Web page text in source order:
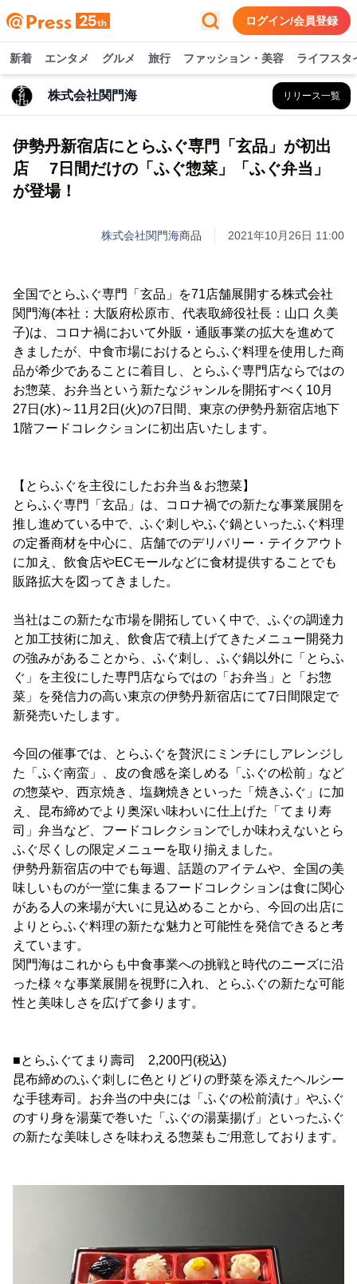
ログイン/会員登録
新着 エンタメ グルメ 旅行 ファッション・美容 ライフスタ
株式会社関門海 リリース一覧
伊勢丹新宿店にとらふぐ専門「玄品」が初出
店 7日間だけの「ふぐ惣菜」「ふぐ弁当」
が登場！
株式会社関門海商品 2021年10月26日 11:00
全国でとらふぐ専門「玄品」を71店舗展開する株式会社
関門海(本社：大阪府松原市、代表取締役社長：山口 久美
子)は、コロナ禍において外販・通販事業の拡大を進めて
きましたが、中食市場におけるとらふぐ料理を使用した商
品が希少であることに着目し、とらふぐ専門店ならではの
お惣菜、お弁当という新たなジャンルを開拓すべく10月
27日(水)～11月2日(火)の7日間、東京の伊勢丹新宿店地下
1階フードコレクションに初出店いたします。
【とらふぐを主役にしたお弁当＆お惣菜】
とらふぐ専門「玄品」は、コロナ禍での新たな事業展開を
推し進めている中で、ふぐ刺しやふぐ鍋といったふぐ料理
の定番商材を中心に、店舗でのデリバリー・テイクアウト
に加え、飲食店やECモールなどに食材提供することでも
販路拡大を図ってきました。
当社はこの新たな市場を開拓していく中で、ふぐの調達力
と加工技術に加え、飲食店で積上げてきたメニュー開発力
の強みがあることから、ふぐ刺し、ふぐ鍋以外に「とらふ
ぐ」を主役にした専門店ならではの「お弁当」と「お惣
菜」を発信力の高い東京の伊勢丹新宿店にて7日間限定で
新発売いたします。
今回の催事では、とらふぐを贅沢にミンチにしアレンジし
た「ふぐ南蛮」、皮の食感を楽しめる「ふぐの松前」など
の惣菜や、西京焼き、塩麹焼きといった「焼きふぐ」に加
え、昆布締めでより奥深い味わいに仕上げた「てまり寿
司」弁当など、フードコレクションでしか味わえないとら
ふぐ尽くしの限定メニューを取り揃えました。
伊勢丹新宿店の中でも毎週、話題のアイテムや、全国の美
味しいものが一堂に集まるフードコレクションは食に関心
がある人の来場が大いに見込めることから、今回の出店に
よりとらふぐ料理の新たな魅力と可能性を発信できると考
えています。
関門海はこれからも中食事業への挑戦と時代のニーズに沿
った様々な事業展開を視野に入れ、とらふぐの新たな可能
性と美味しさを広げて参ります。
■とらふぐてまり壽司 2,200円(税込)
昆布締めのふぐ刺しに色とりどりの野菜を添えたヘルシー
な手毬寿司。お弁当の中央には「ふぐの松前漬け」やふぐ
のすり身を湯葉で巻いた「ふぐの湯葉揚げ」といったふぐ
の新たな美味しさを味わえる惣菜もご用意しております。